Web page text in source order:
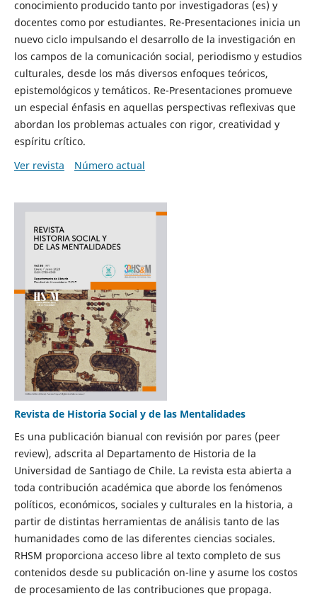
conocimiento producido tanto por investigadoras (es) y
docentes como por estudiantes. Re-Presentaciones inicia un
nuevo ciclo impulsando el desarrollo de la investigación en
los campos de la comunicación social, periodismo y estudios
culturales, desde los más diversos enfoques teóricos,
epistemológicos y temáticos. Re-Presentaciones promueve
un especial énfasis en aquellas perspectivas reflexivas que
abordan los problemas actuales con rigor, creatividad y
espíritu crítico.
Ver revista
Número actual
Revista de Historia Social y de las Mentalidades
Es una publicación bianual con revisión por pares (peer
review), adscrita al Departamento de Historia de la
Universidad de Santiago de Chile. La revista esta abierta a
toda contribución académica que aborde los fenómenos
políticos, económicos, sociales y culturales en la historia, a
partir de distintas herramientas de análisis tanto de las
humanidades como de las diferentes ciencias sociales.
RHSM proporciona acceso libre al texto completo de sus
contenidos desde su publicación on-line y asume los costos
de procesamiento de las contribuciones que propaga.